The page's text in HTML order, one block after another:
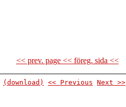
<< prev. page << föreg. sida <<
(download) << Previous Next >>